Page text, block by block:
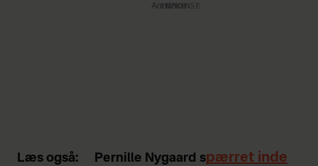
Annonce
Læs også: Pernille Nygaard spærret inde